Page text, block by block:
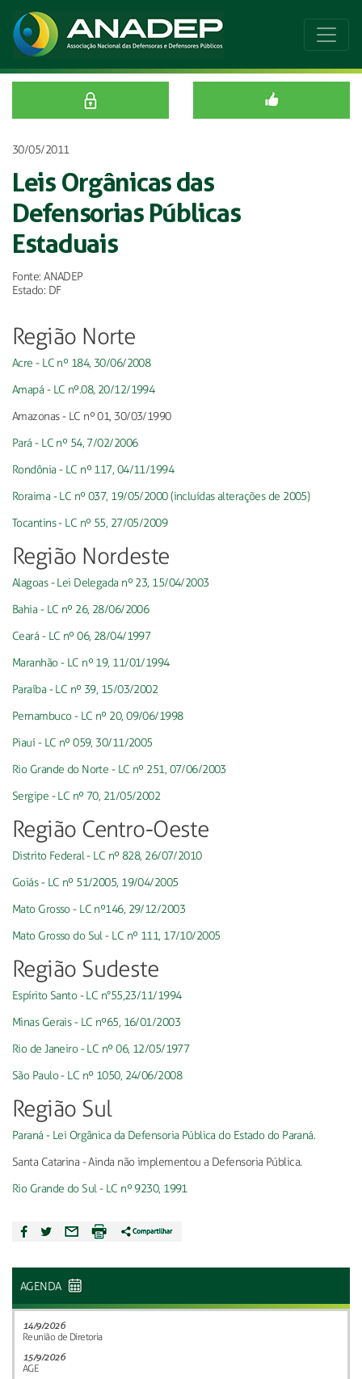
30/05/2011
Leis Orgânicas das
Defensorias Públicas
Estaduais
Fonte: ANADEP
Estado: DF
Região Norte
Acre - LC nº 184, 30/06/2008
Amapá - LC nº.08, 20/12/1994
Amazonas - LC nº 01, 30/03/1990
Pará - LC nº 54, 7/02/2006
Rondônia - LC nº 117, 04/11/1994
Roraima - LC nº 037, 19/05/2000 (incluídas alterações de 2005)
Tocantins - LC nº 55, 27/05/2009
Região Nordeste
Alagoas - Lei Delegada nº 23, 15/04/2003
Bahia - LC nº 26, 28/06/2006
Ceará - LC nº 06, 28/04/1997
Maranhão - LC nº 19, 11/01/1994
Paraíba - LC nº 39, 15/03/2002
Pernambuco - LC nº 20, 09/06/1998
Piauí - LC nº 059, 30/11/2005
Rio Grande do Norte - LC nº 251, 07/06/2003
Sergipe - LC nº 70, 21/05/2002
Região Centro-Oeste
Distrito Federal - LC nº 828, 26/07/2010
Goiás - LC nº 51/2005, 19/04/2005
Mato Grosso - LC nº146, 29/12/2003
Mato Grosso do Sul - LC nº 111, 17/10/2005
Região Sudeste
Espírito Santo - LC n°55,23/11/1994
Minas Gerais - LC nº65, 16/01/2003
Rio de Janeiro - LC nº 06, 12/05/1977
São Paulo - LC nº 1050, 24/06/2008
Região Sul
Paraná - Lei Orgânica da Defensoria Pública do Estado do Paraná.
Santa Catarina - Ainda não implementou a Defensoria Pública.
Rio Grande do Sul - LC nº 9230, 1991
AGENDA
14/9/2026
Reunião de Diretoria
15/9/2026
AGE